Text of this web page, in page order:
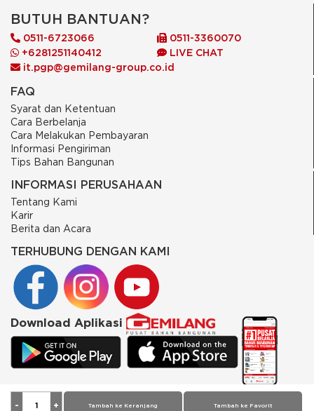
Tambah ke Keranjang Tambah ke Favorit
BUTUH BANTUAN?
0511-6723066
0511-3360070
+6281251140412
LIVE CHAT
it.pgp@gemilang-group.co.id
FAQ
Syarat dan Ketentuan
Cara Berbelanja
Cara Melakukan Pembayaran
Informasi Pengiriman
Tips Bahan Bangunan
INFORMASI PERUSAHAAN
Tentang Kami
Karir
Berita dan Acara
TERHUBUNG DENGAN KAMI
Download Aplikasi
© 2026 PT Putra Gemilang Prima. All rights reserved